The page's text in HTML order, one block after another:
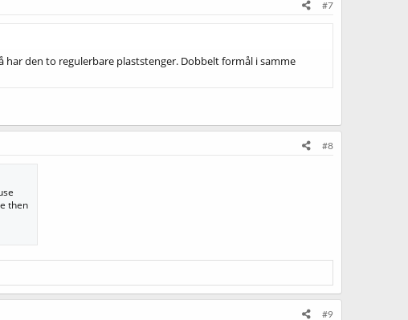
#7
den to regulerbare plaststenger. Dobbelt formål i samme
#8
then
#9